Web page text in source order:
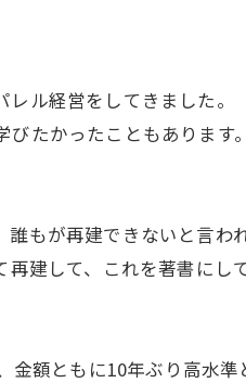
ル経営をしてきました。
たかったこともあります。
もが再建できないと言わ
建して、これを著書にし
額ともに10年ぶり高水準